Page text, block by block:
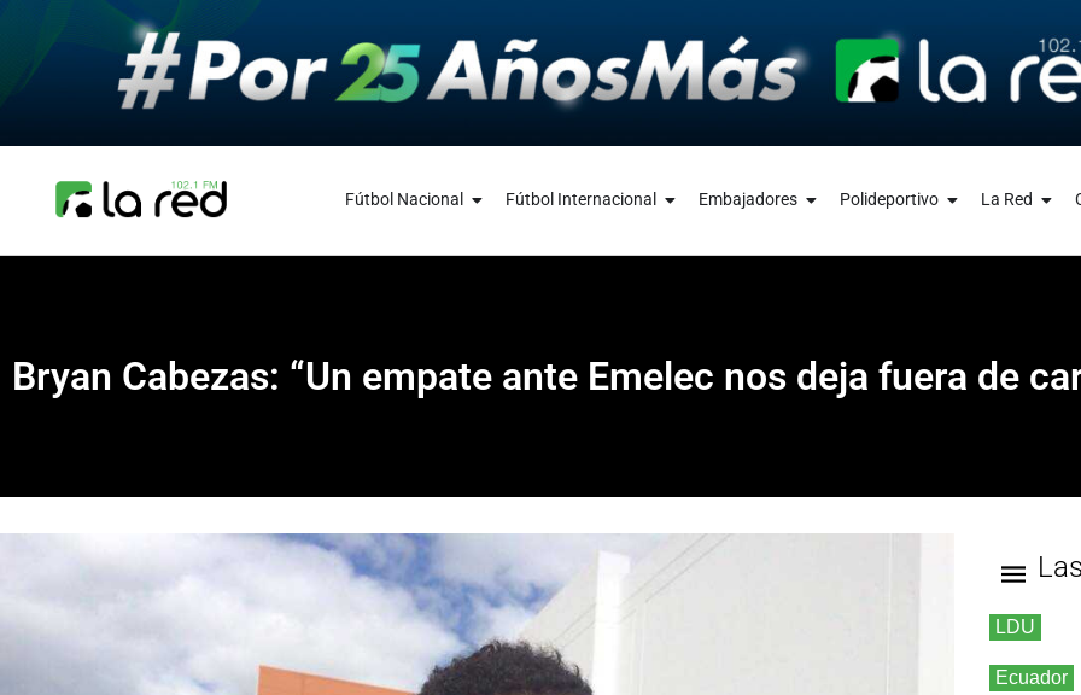
Fútbol Nacional Fútbol Internacional Embajadores Polideportivo La Red
Bryan Cabezas: “Un empate ante Emelec nos deja fuera de
LDU
Ecuador